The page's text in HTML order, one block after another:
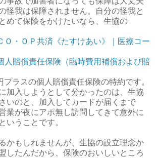
怪我は保障されません。自分の怪我と
めて保険をかけたいなら、生協の
Ｏ・ＯＰ共済《たすけあい》｜医療コー
人賠償責任保険（臨時費用補償および賠
プラスの個人賠償責任保険の特約です。
加入しようとして分かったのは、生協
いのと、加入してカードが届くまで
業が夜にアポ無し訪問してきて意外に
いうことです。
かもしれませんが、生協の設立理念か
したんだから、保険のおいしいところ